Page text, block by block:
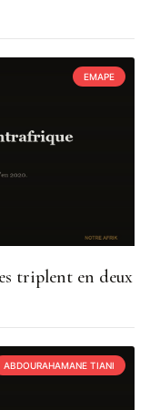
EMAPE
triplent en deux
ABDOURAHAMANE TIANI